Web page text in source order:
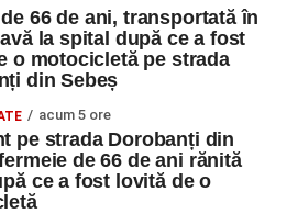
Dorobanți din Sebeș: fermeie
grav, după ce a fost lovită de o
2026: Prima ediție a Transylvania
Greavilor din Gârbova
Detașamentul de Pompieri
de stingere cu apă și spumă și
Mobilă, pentru acordarea
și asigurarea măsurilor specifice.
la fața locului pentru efectuarea
împrejurărilor exacte în care s-a
asemenea, aceștia acționează
66 de ani, transportată în
la spital după ce a fost
o motocicletă pe strada
din Sebeș
acum 5 ore
pe strada Dorobanți din
de 66 de ani rănită
ce a fost lovită de o